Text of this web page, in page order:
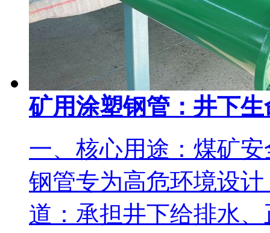
矿用涂塑钢管：井下
一、核心用途：煤矿
钢管专为高危环境设
道：承担井下给排水